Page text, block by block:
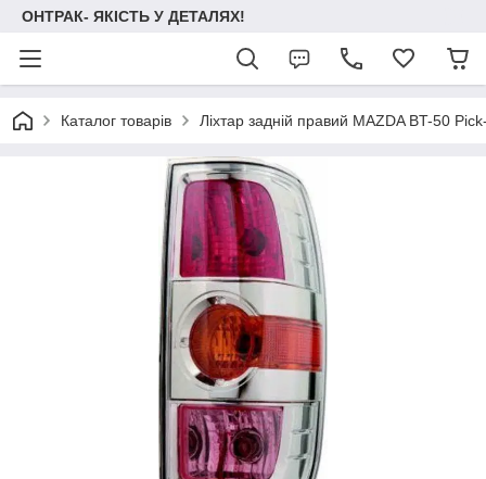
ОНТРАК- ЯКІСТЬ У ДЕТАЛЯХ!
Каталог товарів Ліхтар задній правий MAZDA BT-50